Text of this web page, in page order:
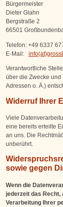
Bürgermeister
Dieter Glahn
Bergstraße 2
66501
Telefon: +49 6337
E-Mail:
Verantwortliche
über die Zwecke und
Adressen o. Ä.)
Widerruf Ihrer
Viele
eine bereits erteilte
an uns. Die
unberührt.
sowie gegen
Wenn die
jederzeit das Recht,
Verarbeitung Ihrer